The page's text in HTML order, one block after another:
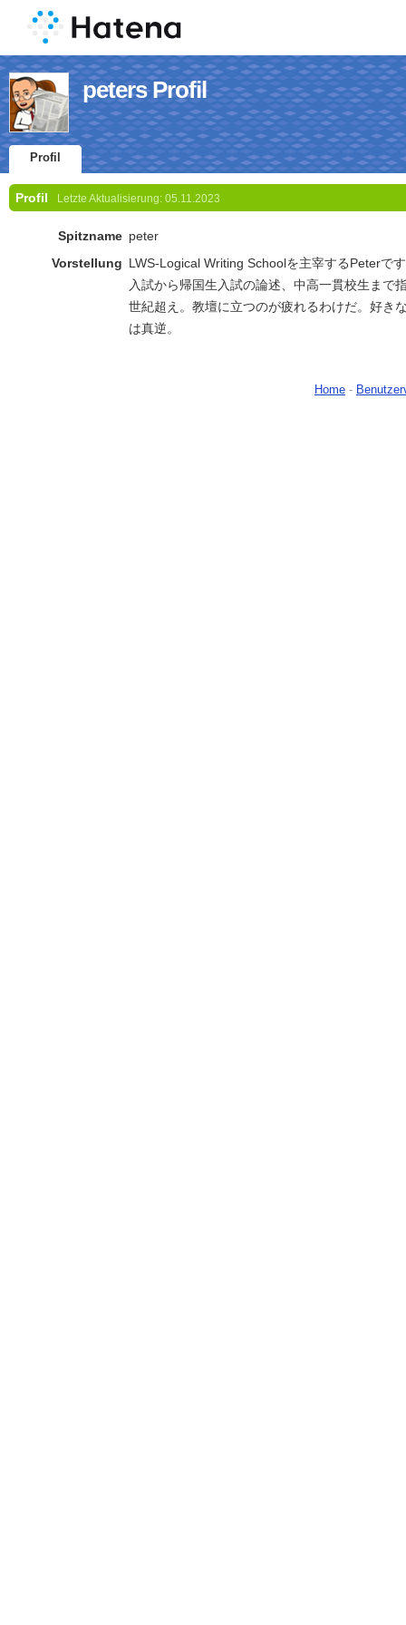
peters Profil
Profil
Profil Letzte Aktualisierung: 05.11.2023
Spitzname peter
Vorstellung LWS-Logical Writing Schoolを主宰するPeterで
入試から帰国生入試の論述、中高一貫校生まで
世紀超え。教壇に立つのが疲れるわけだ。好き
は真逆。
Home -